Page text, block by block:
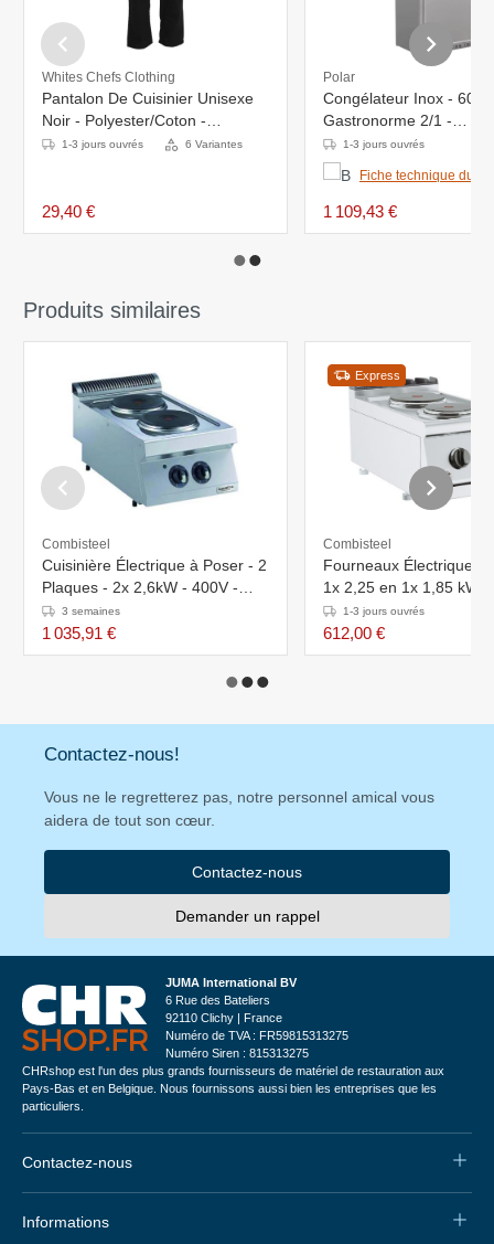
Whites Chefs Clothing
Pantalon De Cuisinier Unisexe
Noir - Polyester/Coton -
Disponibles En 6 Tailles
1-3 jours ouvrés 6 Variantes
29,40 €
Polar
Congélateur Inox - 600
Gastronorme 2/1 -
780x690x1890(h)mm
1-3 jours ouvrés
Fiche technique du
1 109,43 €
Produits similaires
Combisteel
Cuisinière Électrique à Poser - 2
Plaques - 2x 2,6kW - 400V -
400x750x250(h)mm
3 semaines
1 035,91 €
Express
Combisteel
Fourneaux Électrique -
1x 2,25 en 1x 1,85 kW -
400x700x(H)300mm
1-3 jours ouvrés
612,00 €
Contactez-nous!
Vous ne le regretterez pas, notre personnel amical vous
aidera de tout son cœur.
Contactez-nous
Demander un rappel
JUMA International BV
6 Rue des Bateliers
92110 Clichy | France
Numéro de TVA : FR59815313275
Numéro Siren : 815313275
CHRshop est l'un des plus grands fournisseurs de matériel de restauration aux
Pays-Bas et en Belgique. Nous fournissons aussi bien les entreprises que les
particuliers.
Contactez-nous
Informations